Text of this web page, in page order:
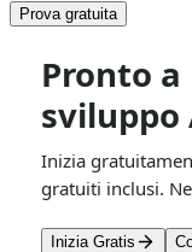
Prova gratuita
Pronto
sviluppo
Inizia
gratuiti inclusi.
Inizia Gratis